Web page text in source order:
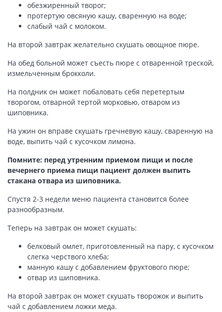
обезжиренный творог;
протертую овсяную кашу, сваренную на воде;
слабый чай с молоком.
На второй завтрак желательно скушать овощное пюре.
На обед больной может съесть пюре с отваренной треской,
измельченным брокколи.
На полдник он может побаловать себя перетертым
творогом, отварной тертой морковью, отваром из
шиповника.
На ужин он вправе скушать гречневую кашу, сваренную на
воде, выпить чай с кусочком лимона.
Помните: перед утренним приемом пищи и после
вечернего приема пищи пациент должен выпить
стакана отвара из шиповника.
Спустя 2-3 недели меню пациента становится более
разнообразным.
Теперь на завтрак он может скушать:
белковый омлет, приготовленный на пару, с кусочком
слегка черствого хлеба;
манную кашу с добавлением фруктового пюре;
отвар из шиповника.
На второй завтрак он может скушать творожок и выпить
чай с добавлением ложки меда.